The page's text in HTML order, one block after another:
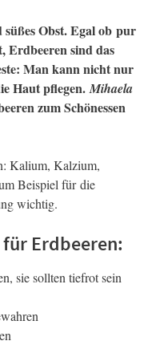
Obst. Egal ob pur
Erdbeeren sind das
Man kann nicht nur
Haut pflegen.Mihaela
zum Schönessen
Kalium, Kalzium,
Beispiel für die
wichtig.
Erdbeeren:
sie sollten tiefrot sein